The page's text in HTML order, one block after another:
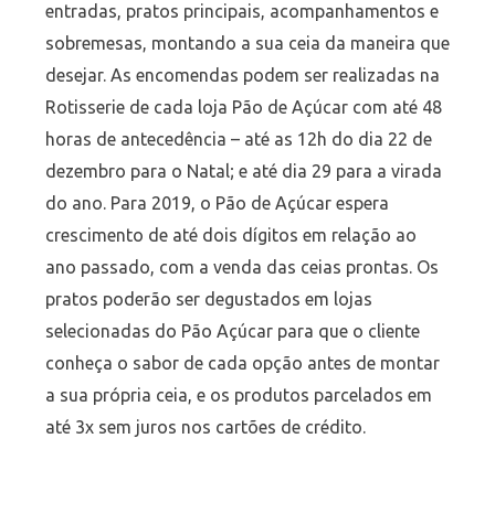
entradas, pratos principais, acompanhamentos e
sobremesas, montando a sua ceia da maneira que
desejar. As encomendas podem ser realizadas na
Rotisserie de cada loja Pão de Açúcar com até 48
horas de antecedência – até as 12h do dia 22 de
dezembro para o Natal; e até dia 29 para a virada
do ano. Para 2019, o Pão de Açúcar espera
crescimento de até dois dígitos em relação ao
ano passado, com a venda das ceias prontas. Os
pratos poderão ser degustados em lojas
selecionadas do Pão Açúcar para que o cliente
conheça o sabor de cada opção antes de montar
a sua própria ceia, e os produtos parcelados em
até 3x sem juros nos cartões de crédito.